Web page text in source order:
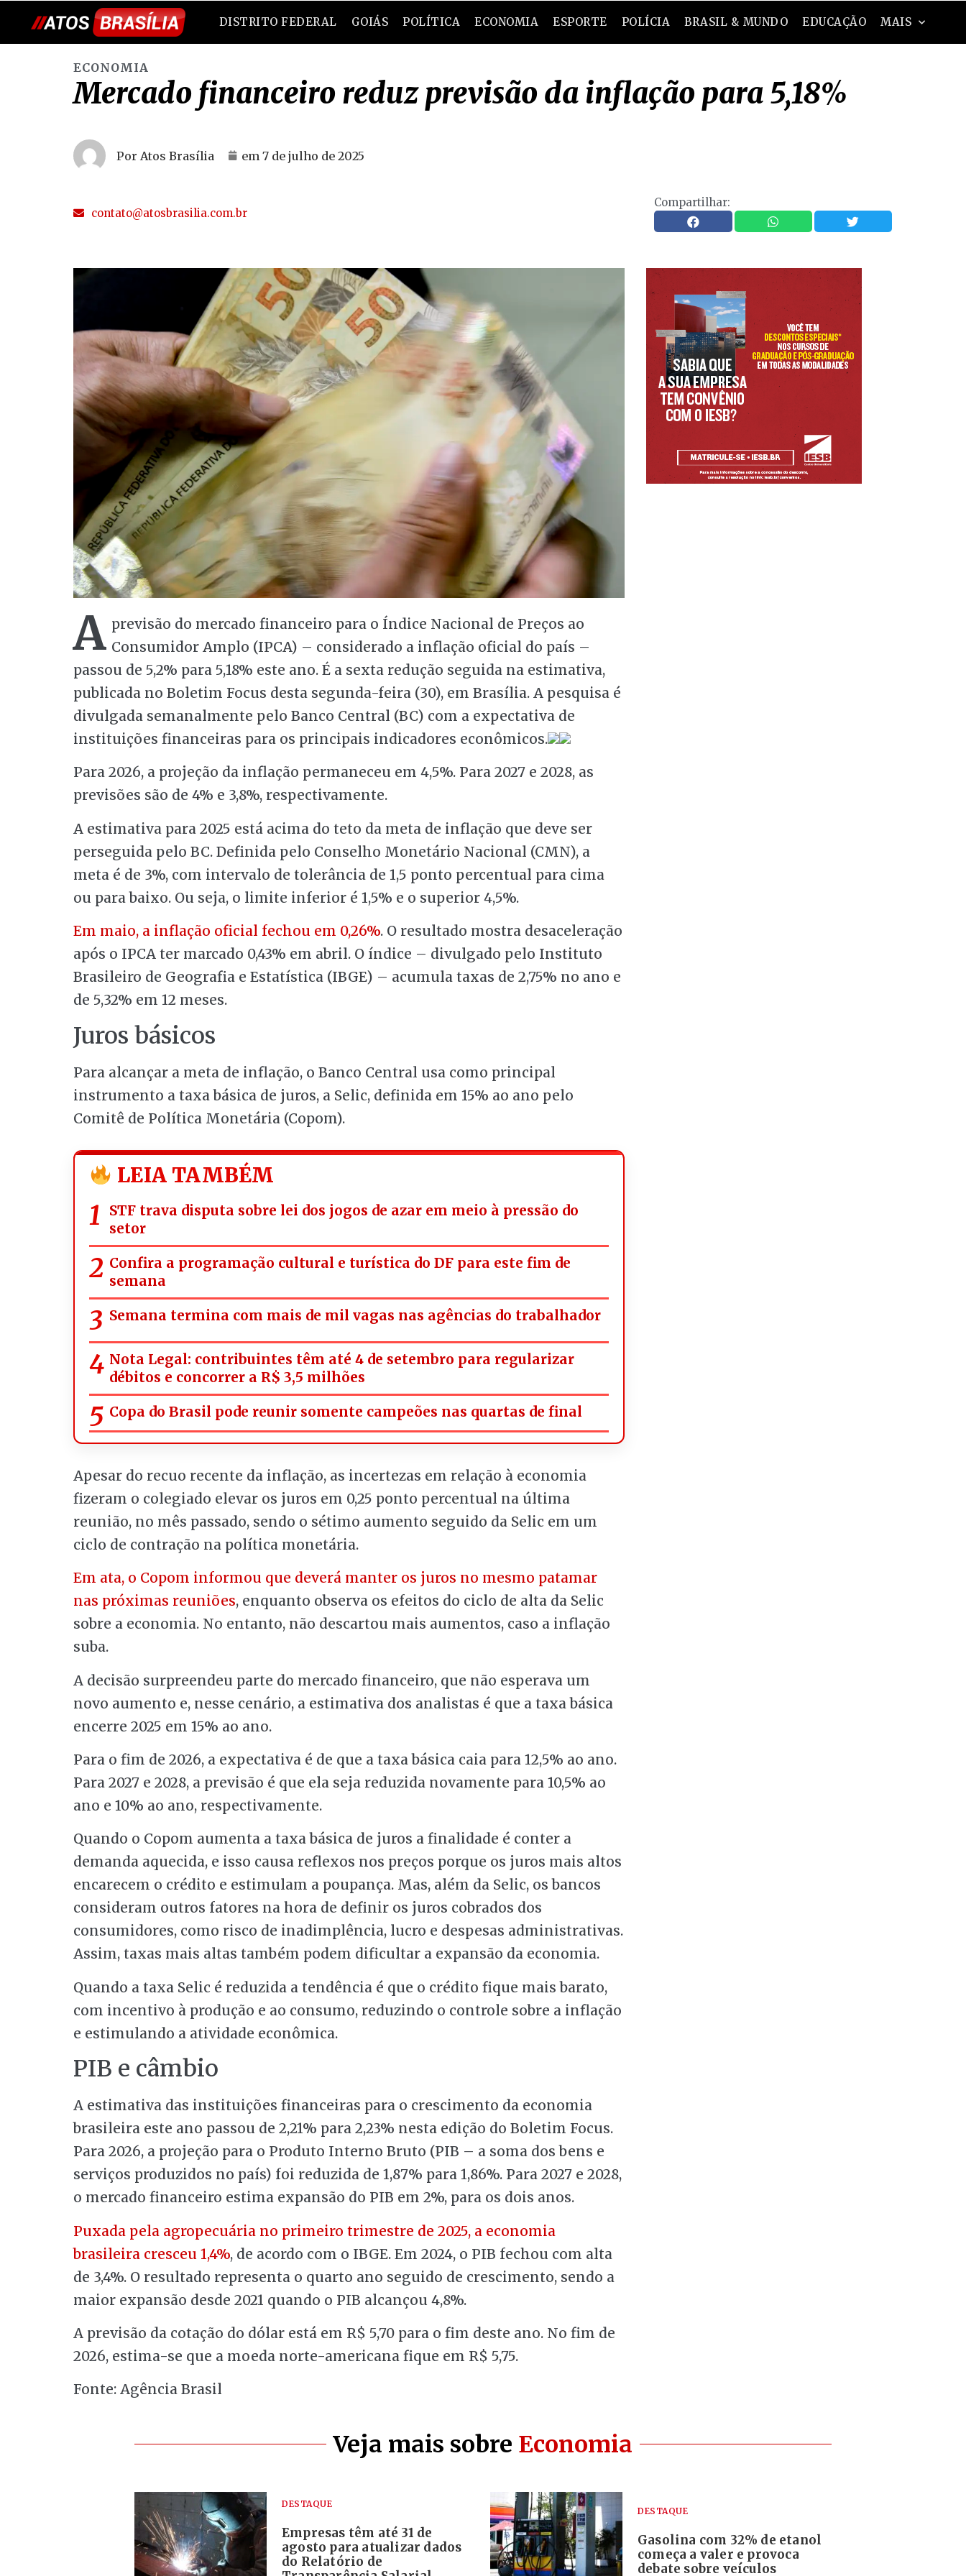
DISTRITO FEDERAL GOIÁS POLÍTICA ECONOMIA ESPORTE POLÍCIA BRASIL & MUNDO EDUCAÇÃO MAIS
ECONOMIA
Mercado financeiro reduz previsão da inflação para 5,18%
Por Atos Brasília em 7 de julho de 2025
contato@atosbrasilia.com.br
Compartilhar:
A previsão do mercado financeiro para o Índice Nacional de Preços ao
Consumidor Amplo (IPCA) – considerado a inflação oficial do país –
passou de 5,2% para 5,18% este ano. É a sexta redução seguida na estimativa,
publicada no Boletim Focus desta segunda-feira (30), em Brasília. A pesquisa é
divulgada semanalmente pelo Banco Central (BC) com a expectativa de
instituições financeiras para os principais indicadores econômicos.
Para 2026, a projeção da inflação permaneceu em 4,5%. Para 2027 e 2028, as
previsões são de 4% e 3,8%, respectivamente.
A estimativa para 2025 está acima do teto da meta de inflação que deve ser
perseguida pelo BC. Definida pelo Conselho Monetário Nacional (CMN), a
meta é de 3%, com intervalo de tolerância de 1,5 ponto percentual para cima
ou para baixo. Ou seja, o limite inferior é 1,5% e o superior 4,5%.
Em maio, a inflação oficial fechou em 0,26%. O resultado mostra desaceleração
após o IPCA ter marcado 0,43% em abril. O índice – divulgado pelo Instituto
Brasileiro de Geografia e Estatística (IBGE) – acumula taxas de 2,75% no ano e
de 5,32% em 12 meses.
Juros básicos
Para alcançar a meta de inflação, o Banco Central usa como principal
instrumento a taxa básica de juros, a Selic, definida em 15% ao ano pelo
Comitê de Política Monetária (Copom).
LEIA TAMBÉM
STF trava disputa sobre lei dos jogos de azar em meio à pressão do
setor
Confira a programação cultural e turística do DF para este fim de
semana
Semana termina com mais de mil vagas nas agências do trabalhador
Nota Legal: contribuintes têm até 4 de setembro para regularizar
débitos e concorrer a R$ 3,5 milhões
Copa do Brasil pode reunir somente campeões nas quartas de final
Apesar do recuo recente da inflação, as incertezas em relação à economia
fizeram o colegiado elevar os juros em 0,25 ponto percentual na última
reunião, no mês passado, sendo o sétimo aumento seguido da Selic em um
ciclo de contração na política monetária.
Em ata, o Copom informou que deverá manter os juros no mesmo patamar
nas próximas reuniões, enquanto observa os efeitos do ciclo de alta da Selic
sobre a economia. No entanto, não descartou mais aumentos, caso a inflação
suba.
A decisão surpreendeu parte do mercado financeiro, que não esperava um
novo aumento e, nesse cenário, a estimativa dos analistas é que a taxa básica
encerre 2025 em 15% ao ano.
Para o fim de 2026, a expectativa é de que a taxa básica caia para 12,5% ao ano.
Para 2027 e 2028, a previsão é que ela seja reduzida novamente para 10,5% ao
ano e 10% ao ano, respectivamente.
Quando o Copom aumenta a taxa básica de juros a finalidade é conter a
demanda aquecida, e isso causa reflexos nos preços porque os juros mais altos
encarecem o crédito e estimulam a poupança. Mas, além da Selic, os bancos
consideram outros fatores na hora de definir os juros cobrados dos
consumidores, como risco de inadimplência, lucro e despesas administrativas.
Assim, taxas mais altas também podem dificultar a expansão da economia.
Quando a taxa Selic é reduzida a tendência é que o crédito fique mais barato,
com incentivo à produção e ao consumo, reduzindo o controle sobre a inflação
e estimulando a atividade econômica.
PIB e câmbio
A estimativa das instituições financeiras para o crescimento da economia
brasileira este ano passou de 2,21% para 2,23% nesta edição do Boletim Focus.
Para 2026, a projeção para o Produto Interno Bruto (PIB – a soma dos bens e
serviços produzidos no país) foi reduzida de 1,87% para 1,86%. Para 2027 e 2028,
o mercado financeiro estima expansão do PIB em 2%, para os dois anos.
Puxada pela agropecuária no primeiro trimestre de 2025, a economia
brasileira cresceu 1,4%, de acordo com o IBGE. Em 2024, o PIB fechou com alta
de 3,4%. O resultado representa o quarto ano seguido de crescimento, sendo a
maior expansão desde 2021 quando o PIB alcançou 4,8%.
A previsão da cotação do dólar está em R$ 5,70 para o fim deste ano. No fim de
2026, estima-se que a moeda norte-americana fique em R$ 5,75.
Fonte: Agência Brasil
Veja mais sobre Economia
DESTAQUE
Empresas têm até 31 de
agosto para atualizar dados
do Relatório de
DESTAQUE
Gasolina com 32% de etanol
começa a valer e provoca
debate sobre veículos